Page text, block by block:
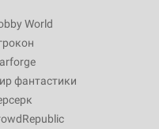
World
фантастики